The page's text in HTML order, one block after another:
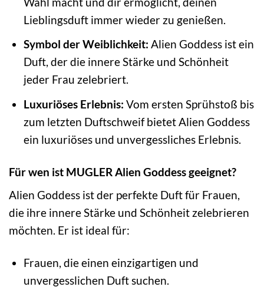
Lieblingsduft immer wieder zu genießen.
Symbol der Weiblichkeit: Alien Goddess ist ein
Duft, der die innere Stärke und Schönheit
jeder Frau zelebriert.
Luxuriöses Erlebnis: Vom ersten Sprühstoß bis
zum letzten Duftschweif bietet Alien Goddess
ein luxuriöses und unvergessliches Erlebnis.
Für wen ist MUGLER Alien Goddess geeignet?
Alien Goddess ist der perfekte Duft für Frauen,
die ihre innere Stärke und Schönheit zelebrieren
möchten. Er ist ideal für:
Frauen, die einen einzigartigen und
unvergesslichen Duft suchen.